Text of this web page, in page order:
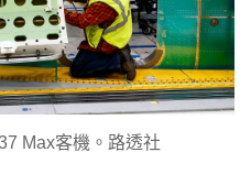
Max客機。路透社